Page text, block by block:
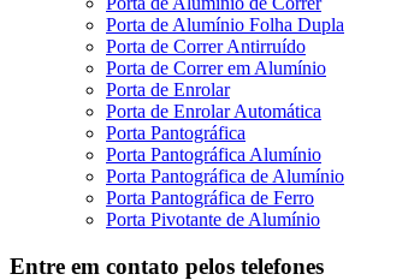
Porta de Alumínio Folha Dupla
Porta de Correr Antirruído
Porta de Correr em Alumínio
Porta de Enrolar
Porta de Enrolar Automática
Porta Pantográfica
Porta Pantográfica Alumínio
Porta Pantográfica de Alumínio
Porta Pantográfica de Ferro
Porta Pivotante de Alumínio
Entre em contato pelos telefones